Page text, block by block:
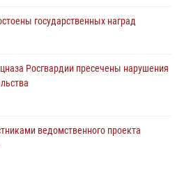
ОМОН Росгвардии задержаны
1
охраны Росгвардии отмечает
государственных наград
Росгвардии пресечены нарушения
ведомственного проекта